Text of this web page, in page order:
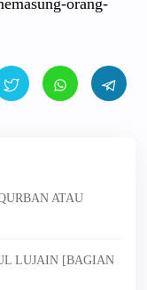
ATAU
LUJAIN [BAGIAN